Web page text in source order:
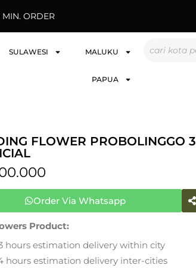
MIN. ORDER
SULAWESI MALUKU
PAPUA
FLOWER PROBOLINGGO 3
Order Via Whatsapp
Product:
hours estimation delivery within city
hours estimation delivery inter-cities